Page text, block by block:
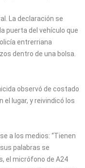
La declaración se
puerta del vehículo que
entrerriana
dentro de una bolsa.
observó de costado
el lugar, y reivindicó los
a los medios: “Tienen
palabras se
el micrófono de A24